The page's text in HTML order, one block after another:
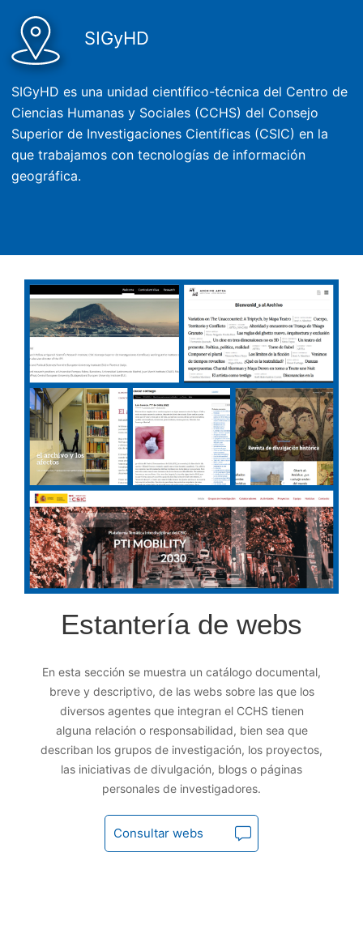
SIGyHD
SIGyHD es una unidad científico-técnica del Centro de
Ciencias Humanas y Sociales (CCHS) del Consejo
Superior de Investigaciones Científicas (CSIC) en la
que trabajamos con tecnologías de información
geográfica.
Estantería de webs
En esta sección se muestra un catálogo documental,
breve y descriptivo, de las webs sobre las que los
diversos agentes que integran el CCHS tienen
alguna relación o responsabilidad, bien sea que
describan los grupos de investigación, los proyectos,
las iniciativas de divulgación, blogs o páginas
personales de investigadores.
Consultar webs